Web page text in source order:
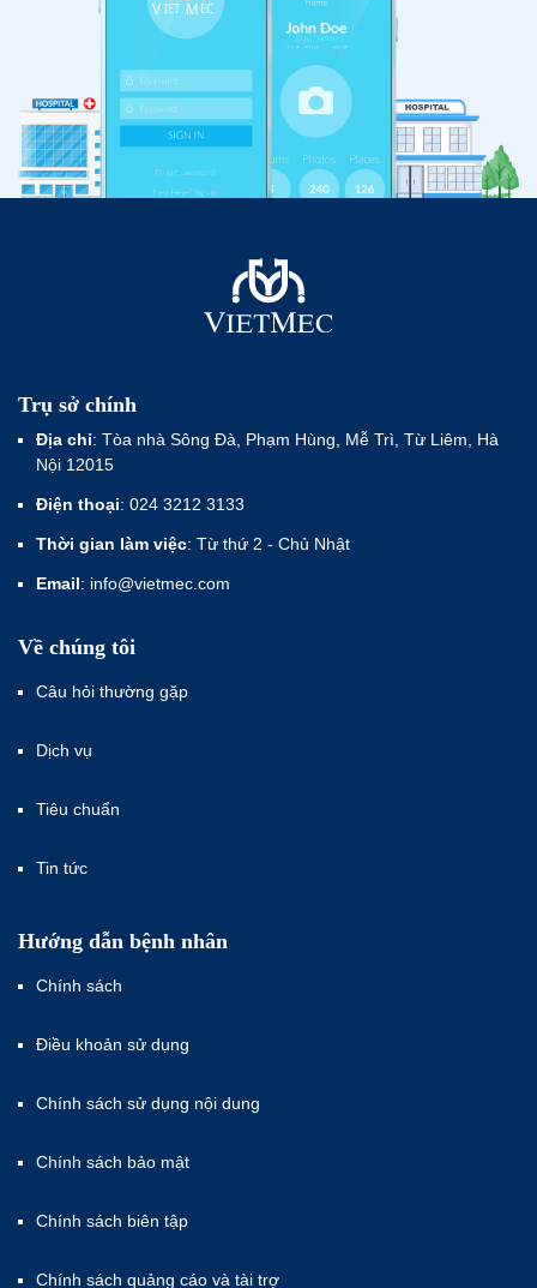
Trụ sở chính
Địa chỉ: Tòa nhà Sông Đà, Phạm Hùng, Mễ Trì, Từ Liêm, Hà
Nội 12015
Điện thoại: 024 3212 3133
Thời gian làm việc: Từ thứ 2 - Chủ Nhật
Email: info@vietmec.com
Về chúng tôi
Câu hỏi thường gặp
Dịch vụ
Tiêu chuẩn
Tin tức
Hướng dẫn bệnh nhân
Chính sách
Điều khoản sử dụng
Chính sách sử dụng nội dung
Chính sách bảo mật
Chính sách biên tập
Chính sách quảng cáo và tài trợ